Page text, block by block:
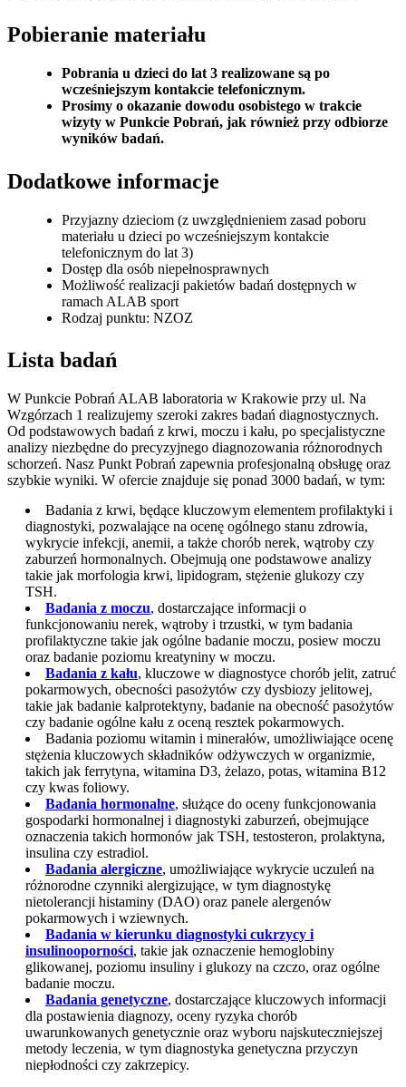
Pobieranie materiału
Pobrania u dzieci do lat 3 realizowane są po
wcześniejszym kontakcie telefonicznym.
Prosimy o okazanie dowodu osobistego w trakcie
wizyty w Punkcie Pobrań, jak również przy odbiorze
wyników badań.
Dodatkowe informacje
Przyjazny dzieciom (z uwzględnieniem zasad poboru
materiału u dzieci po wcześniejszym kontakcie
telefonicznym do lat 3)
Dostęp dla osób niepełnosprawnych
Możliwość realizacji pakietów badań dostępnych w
ramach ALAB sport
Rodzaj punktu: NZOZ
Lista badań
W Punkcie Pobrań ALAB laboratoria w Krakowie przy ul. Na
Wzgórzach 1 realizujemy szeroki zakres badań diagnostycznych.
Od podstawowych badań z krwi, moczu i kału, po specjalistyczne
analizy niezbędne do precyzyjnego diagnozowania różnorodnych
schorzeń. Nasz Punkt Pobrań zapewnia profesjonalną obsługę oraz
szybkie wyniki. W ofercie znajduje się ponad 3000 badań, w tym:
Badania z krwi, będące kluczowym elementem profilaktyki i
diagnostyki, pozwalające na ocenę ogólnego stanu zdrowia,
wykrycie infekcji, anemii, a także chorób nerek, wątroby czy
zaburzeń hormonalnych. Obejmują one podstawowe analizy
takie jak morfologia krwi, lipidogram, stężenie glukozy czy
TSH.
Badania z moczu, dostarczające informacji o
funkcjonowaniu nerek, wątroby i trzustki, w tym badania
profilaktyczne takie jak ogólne badanie moczu, posiew moczu
oraz badanie poziomu kreatyniny w moczu.
Badania z kału, kluczowe w diagnostyce chorób jelit, zatruć
pokarmowych, obecności pasożytów czy dysbiozy jelitowej,
takie jak badanie kalprotektyny, badanie na obecność pasożytów
czy badanie ogólne kału z oceną resztek pokarmowych.
Badania poziomu witamin i minerałów, umożliwiające ocenę
stężenia kluczowych składników odżywczych w organizmie,
takich jak ferrytyna, witamina D3, żelazo, potas, witamina B12
czy kwas foliowy.
Badania hormonalne, służące do oceny funkcjonowania
gospodarki hormonalnej i diagnostyki zaburzeń, obejmujące
oznaczenia takich hormonów jak TSH, testosteron, prolaktyna,
insulina czy estradiol.
Badania alergiczne, umożliwiające wykrycie uczuleń na
różnorodne czynniki alergizujące, w tym diagnostykę
nietolerancji histaminy (DAO) oraz panele alergenów
pokarmowych i wziewnych.
Badania w kierunku diagnostyki cukrzycy i
insulinooporności, takie jak oznaczenie hemoglobiny
glikowanej, poziomu insuliny i glukozy na czczo, oraz ogólne
badanie moczu.
Badania genetyczne, dostarczające kluczowych informacji
dla postawienia diagnozy, oceny ryzyka chorób
uwarunkowanych genetycznie oraz wyboru najskuteczniejszej
metody leczenia, w tym diagnostyka genetyczna przyczyn
niepłodności czy zakrzepicy.